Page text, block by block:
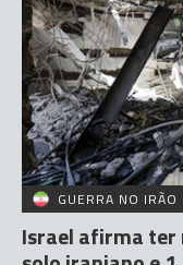
GUERRA NO IRÃO
Israel afirma ter